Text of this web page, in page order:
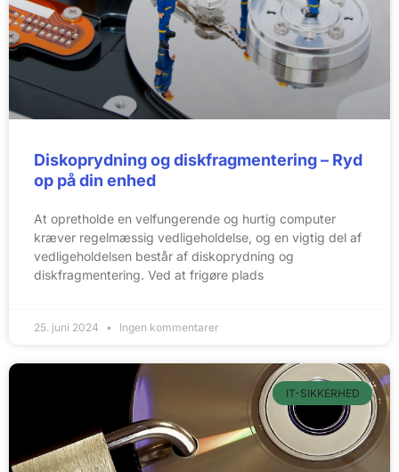
Diskoprydning og diskfragmentering – Ryd
op på din enhed
At opretholde en velfungerende og hurtig computer
kræver regelmæssig vedligeholdelse, og en vigtig del af
vedligeholdelsen består af diskoprydning og
diskfragmentering. Ved at frigøre plads
25. juni 2024 Ingen kommentarer
IT-SIKKERHED